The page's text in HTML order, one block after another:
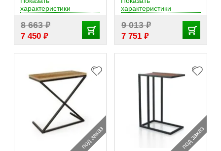
8 663₽
7 450 ₽
характеристики
9 013₽
7 751 ₽
характеристики
под заказ под заказ